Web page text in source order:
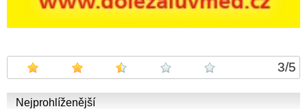
3/5
Nejprohlíženější